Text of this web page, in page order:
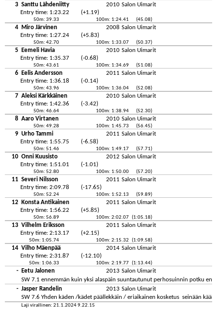
3 Santtu Lähdeniitty 2010 Salon Uimarit
Entry time: 1:23.22
(+1.19)
50m: 39.33 100m: 1:24.41 (45.08)
4 Miro Järvinen 2008 Salon Uimarit
Entry time: 1:27.24
(+5.83)
50m: 42.70 100m: 1:33.07 (50.37)
5 Eemeli Havia 2010 Salon Uimarit
Entry time: 1:35.37
(-0.68)
50m: 43.61 100m: 1:34.69 (51.08)
6 Eelis Andersson 2011 Salon Uimarit
Entry time: 1:36.18
(-0.14)
50m: 43.96 100m: 1:36.04 (52.08)
7 Aleksi Kärkkäinen 2010 Salon Uimarit
Entry time: 1:42.36
(-3.42)
50m: 46.64 100m: 1:38.94 (52.30)
8 Aaro Virtanen 2010 Salon Uimarit
50m: 49.28 100m: 1:45.73 (56.45)
9 Urho Tammi 2011 Salon Uimarit
Entry time: 1:55.75
(-6.58)
50m: 51.46 100m: 1:49.17 (57.71)
10 Onni Kuusisto 2012 Salon Uimarit
Entry time: 1:51.01
(-1.01)
50m: 52.80 100m: 1:50.00 (57.20)
11 Severi Nilsson 2011 Salon Uimarit
Entry time: 2:09.78
(-17.65)
50m: 52.24 100m: 1:52.13 (59.89)
12 Konsta Antikainen 2011 Salon Uimarit
Entry time: 1:56.22
(+5.85)
50m: 56.89 100m: 2:02.07 (1:05.18)
13 Vilhelm Eriksson 2011 Salon Uimarit
Entry time: 2:13.17
(+2.15)
50m: 1:05.74 100m: 2:15.32 (1:09.58)
14 Vilho Mäenpää 2014 Salon Uimarit
Entry time: 2:31.87
(-12.10)
50m: 1:06.33 100m: 2:19.77 (1:13.44)
- Eetu Jalonen 2013 Salon Uimarit
SW 7.1 ennemmän kuin yksi alaspäin suuntautunut perhosuinnin potku
- Jasper Randelin 2013 Salon Uimarit
SW 7.6 Yhden käden /kädet päällekkäin / eriaikainen kosketus seinään
Laji virallinen: 21.1.2024 9.22.15